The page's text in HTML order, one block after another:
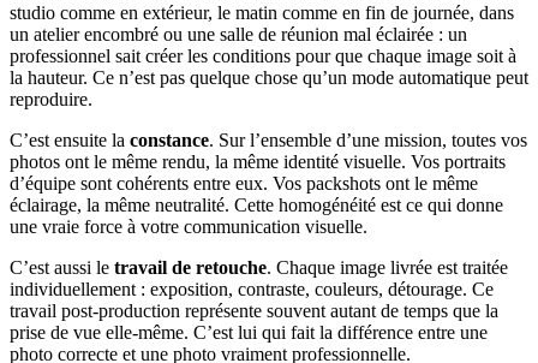
studio comme en extérieur, le matin comme en fin de journée, dans
un atelier encombré ou une salle de réunion mal éclairée : un
professionnel sait créer les conditions pour que chaque image soit à
la hauteur. Ce n’est pas quelque chose qu’un mode automatique peut
reproduire.
C’est ensuite la constance. Sur l’ensemble d’une mission, toutes vos
photos ont le même rendu, la même identité visuelle. Vos portraits
d’équipe sont cohérents entre eux. Vos packshots ont le même
éclairage, la même neutralité. Cette homogénéité est ce qui donne
une vraie force à votre communication visuelle.
C’est aussi le travail de retouche. Chaque image livrée est traitée
individuellement : exposition, contraste, couleurs, détourage. Ce
travail post-production représente souvent autant de temps que la
prise de vue elle-même. C’est lui qui fait la différence entre une
photo correcte et une photo vraiment professionnelle.